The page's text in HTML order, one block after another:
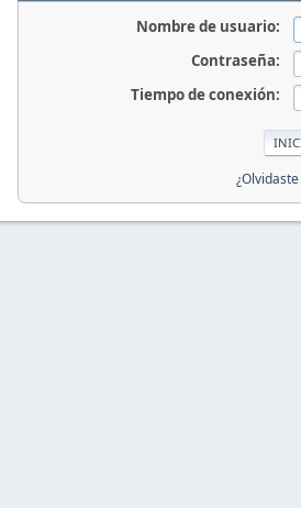
Nombre de usuario:
Contraseña:
Tiempo de conexión: